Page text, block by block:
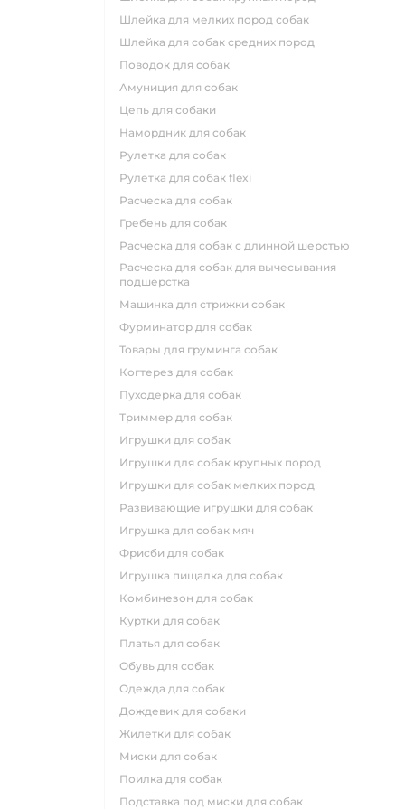
шлейка для мелких пород собак
шлейка для собак средних пород
поводок для собак
амуниция для собак
цепь для собаки
намордник для собак
рулетка для собак
рулетка для собак flexi
расческа для собак
гребень для собак
расческа для собак с длинной шерстью
расческа для собак для вычесывания
подшерстка
машинка для стрижки собак
фурминатор для собак
товары для груминга собак
когтерез для собак
пуходерка для собак
триммер для собак
игрушки для собак
игрушки для собак крупных пород
игрушки для собак мелких пород
развивающие игрушки для собак
игрушка для собак мяч
фрисби для собак
игрушка пищалка для собак
комбинезон для собак
куртки для собак
платья для собак
обувь для собак
одежда для собак
дождевик для собаки
жилетки для собак
миски для собак
поилка для собак
подставка под миски для собак